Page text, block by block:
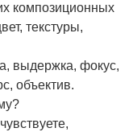
композиционных
текстуры,
выдержка, фокус,
объектив.